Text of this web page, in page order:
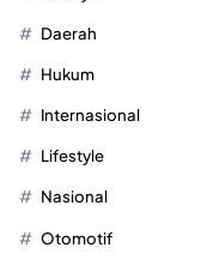
Daerah
Hukum
Internasional
Lifestyle
Nasional
Otomotif